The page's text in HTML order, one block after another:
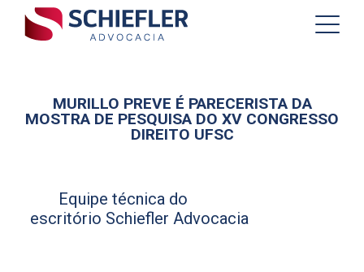
MURILLO PREVE É PARECERISTA DA
MOSTRA DE PESQUISA DO XV CONGRESSO
DIREITO UFSC
Equipe técnica do
escritório Schiefler Advocacia